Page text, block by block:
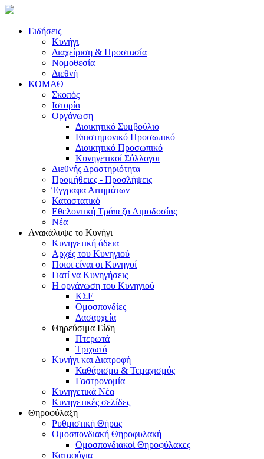
Ειδήσεις
Κυνήγι
Διαχείριση & Προστασία
Νομοθεσία
Διεθνή
ΚΟΜΑΘ
Σκοπός
Ιστορία
Οργάνωση
Διοικητικό Συμβούλιο
Επιστημονικό Προσωπικό
Διοικητικό Προσωπικό
Κυνηγετικοί Σύλλογοι
Διεθνής Δραστηριότητα
Προμήθειες - Προσλήψεις
Έγγραφα Αιτημάτων
Καταστατικό
Εθελοντική Τράπεζα Αιμοδοσίας
Νέα
Ανακάλυψε το Κυνήγι
Κυνηγετική άδεια
Αρχές του Κυνηγιού
Ποιοι είναι οι Κυνηγοί
Γιατί να Κυνηγήσεις
Η οργάνωση του Κυνηγιού
ΚΣΕ
Ομοσπονδίες
Δασαρχεία
Θηρεύσιμα Είδη
Πτερωτά
Τριχωτά
Κυνήγι και Διατροφή
Καθάρισμα & Τεμαχισμός
Γαστρονομία
Κυνηγετικά Νέα
Κυνηγετικές σελίδες
Θηροφύλαξη
Ρυθμιστική Θήρας
Ομοσπονδιακή Θηροφυλακή
Oμοσπονδιακοί Θηροφύλακες
Καταφύγια